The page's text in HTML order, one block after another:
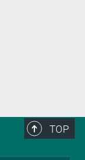
TOP